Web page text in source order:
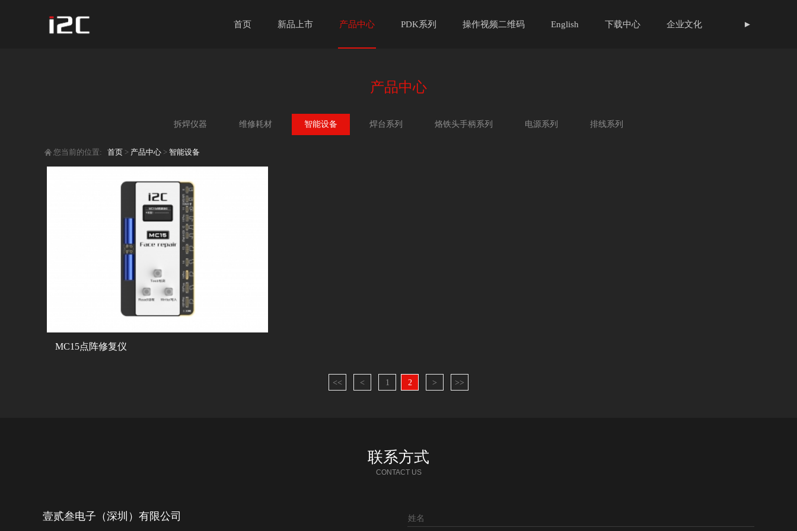
首页 新品上市 产品中心 PDK系列 操作视频二维码 English 下载中心 企业文化 ►
产品中心
拆焊仪器 维修耗材 智能设备 焊台系列 烙铁头手柄系列 电源系列 排线系列
您当前的位置: 首页 > 产品中心 > 智能设备
MC15点阵修复仪
<< < 1 2 > >>
联系方式
CONTACT US
壹贰叁电子（深圳）有限公司 姓名